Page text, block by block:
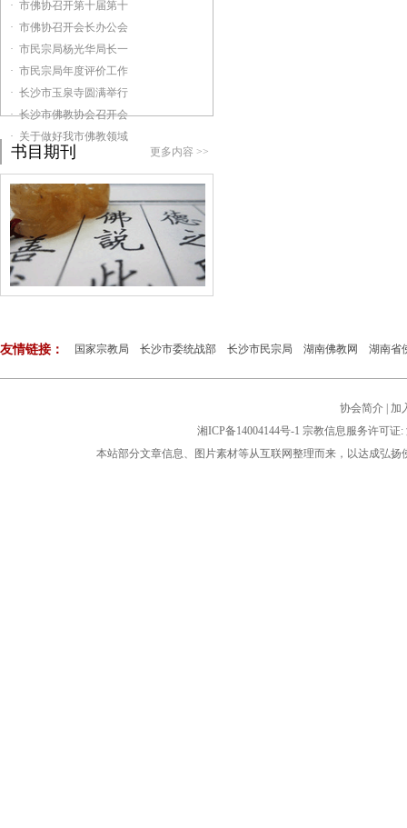
· 市佛协召开第十届第十
· 市佛协召开会长办公会
· 市民宗局杨光华局长一
· 市民宗局年度评价工作
· 长沙市玉泉寺圆满举行
· 长沙市佛教协会召开会
· 关于做好我市佛教领域
书目期刊 更多内容 >>
友情链接： 国家宗教局 长沙市委统战部 长沙市民宗局 湖南佛教网 湖南省
协会简介
加
湘ICP备14004144号-1 宗教信息服务许可证:
本站部分文章信息、图片素材等从互联网整理而来，以达成弘